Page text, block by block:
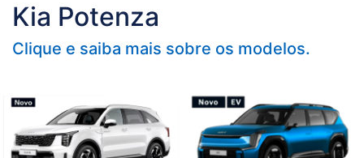
Kia Potenza
Clique e saiba mais sobre os modelos.